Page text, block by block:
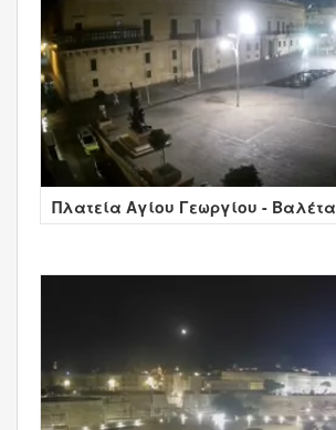
Πλατεία Αγίου Γεωργίου - Βαλέτα